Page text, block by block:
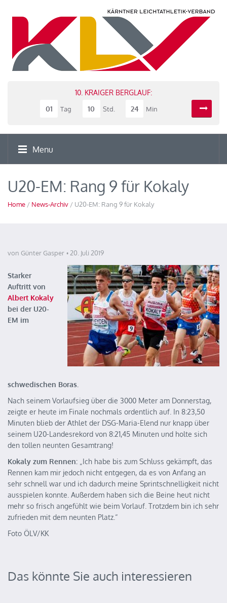
10. KRAIGER BERGLAUF:
01
Tag 10 Std. 24 Min
Menu
U20-EM: Rang 9 für Kokaly
Home / News-Archiv / U20-EM: Rang 9 für Kokaly
von Günter Gasper 20. Juli 2019
Starker
Auftritt von
Albert Kokaly
bei der U20-
EM im
schwedischen Boras.
Nach seinem Vorlaufsieg über die 3000 Meter am Donnerstag,
zeigte er heute im Finale nochmals ordentlich auf. In 8:23,50
Minuten blieb der Athlet der DSG-Maria-Elend nur knapp über
seinem U20-Landesrekord von 8:21,45 Minuten und holte sich
den tollen neunten Gesamtrang!
Kokaly zum Rennen: „Ich habe bis zum Schluss gekämpft, das
Rennen kam mir jedoch nicht entgegen, da es von Anfang an
sehr schnell war und ich dadurch meine Sprintschnelligkeit nicht
ausspielen konnte. Außerdem haben sich die Beine heut nicht
mehr so frisch angefühlt wie beim Vorlauf. Trotzdem bin ich sehr
zufrieden mit dem neunten Platz.“
Foto ÖLV/KK
Das könnte Sie auch interessieren